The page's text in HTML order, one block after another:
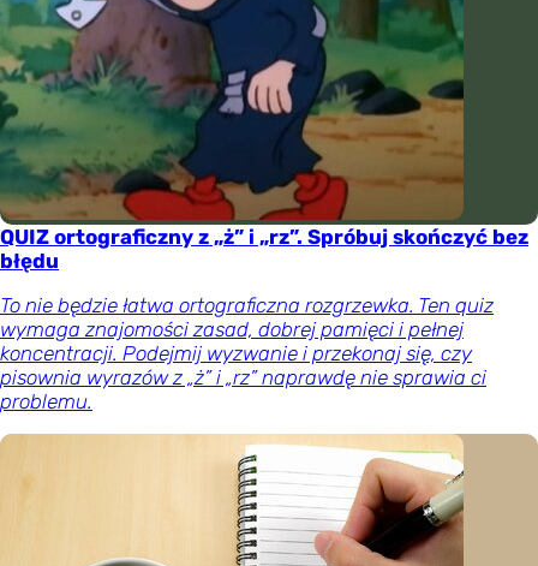
QUIZ ortograficzny z „ż” i „rz”. Spróbuj skończyć bez
błędu
To nie będzie łatwa ortograficzna rozgrzewka. Ten quiz
wymaga znajomości zasad, dobrej pamięci i pełnej
koncentracji. Podejmij wyzwanie i przekonaj się, czy
pisownia wyrazów z „ż” i „rz” naprawdę nie sprawia ci
problemu.